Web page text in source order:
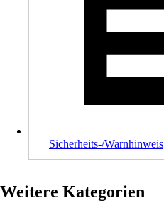
Sicherheits-/Warnhinweis
Weitere Kategorien